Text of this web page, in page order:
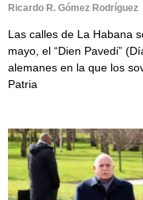
Ricardo R. Gómez Rodríguez
Las calles de La Habana
mayo, el “Dien Pavedi”
alemanes en la que los
Patria